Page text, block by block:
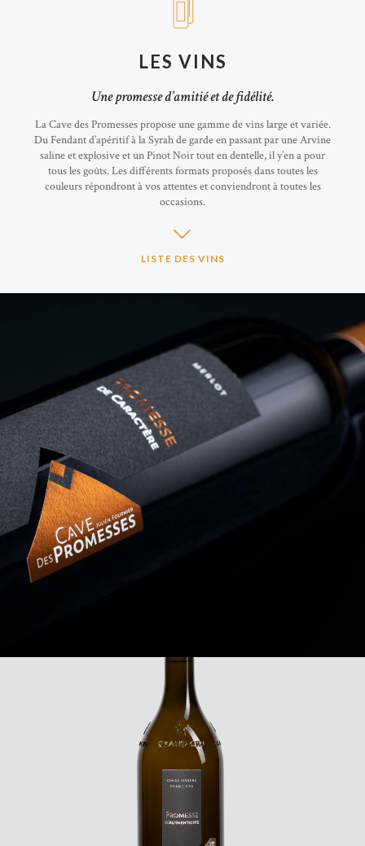
LES VINS
Une promesse d’amitié et de fidélité.
La Cave des Promesses propose une gamme de vins large et variée.
Du Fendant d’apéritif à la Syrah de garde en passant par une Arvine
saline et explosive et un Pinot Noir tout en dentelle, il y’en a pour
tous les goûts. Les différents formats proposés dans toutes les
couleurs répondront à vos attentes et conviendront à toutes les
occasions.
LISTE DES VINS